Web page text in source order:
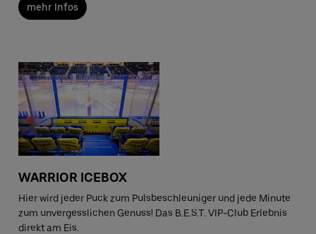
mehr Infos
WARRIOR ICEBOX
Hier wird jeder Puck zum Pulsbeschleuniger und jede Minute
zum unvergesslichen Genuss! Das B.E.S.T. VIP-Club Erlebnis
direkt am Eis.